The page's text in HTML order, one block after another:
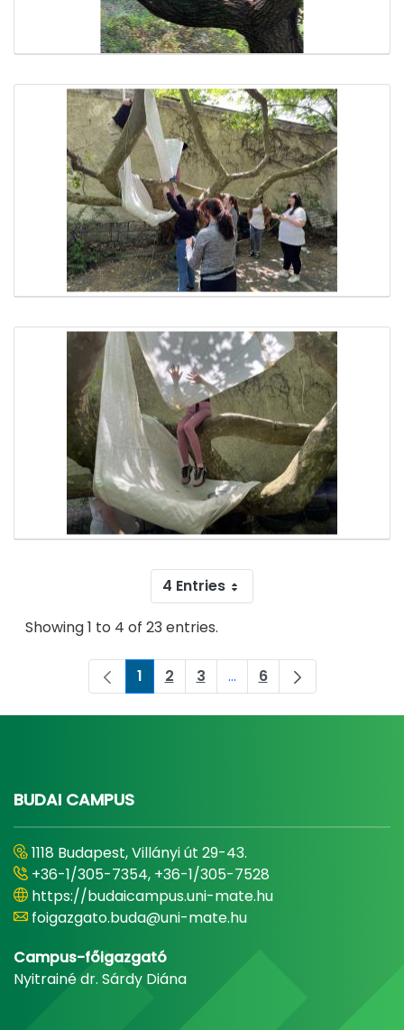
4 Entries
Showing 1 to 4 of 23 entries.
Page
1 Page
2 Page
3 ...Intermediate Pages
Page
6
BUDAI CAMPUS
1118 Budapest, Villányi út 29-43.
+36-1/305-7354, +36-1/305-7528
https://budaicampus.uni-mate.hu
foigazgato.buda@uni-mate.hu
Campus-főigazgató
Nyitrainé dr. Sárdy Diána